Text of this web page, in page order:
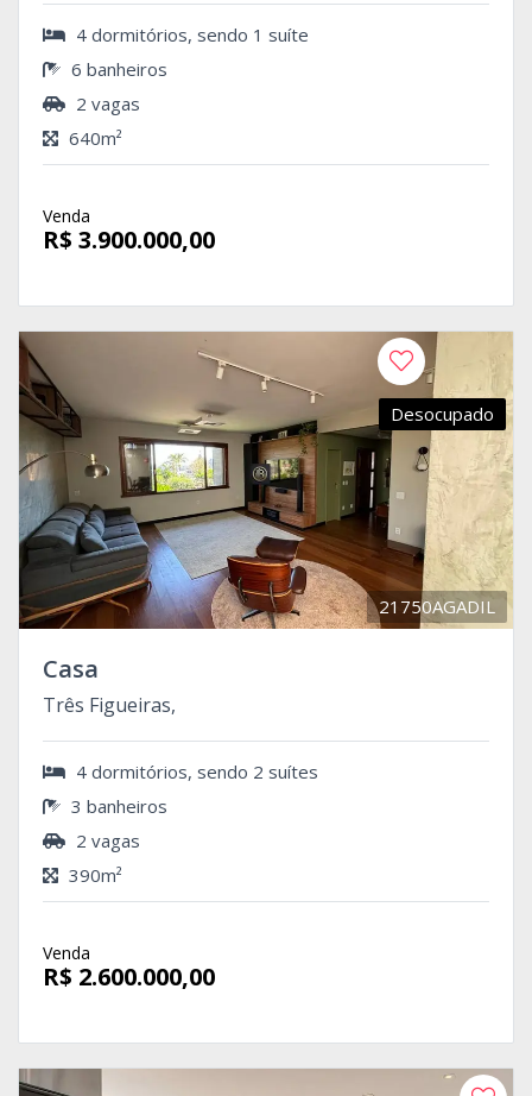
4 dormitórios, sendo 1 suíte
6 banheiros
2 vagas
640m²
Venda
R$ 3.900.000,00
Desocupado
21750AGADIL
Casa
Três Figueiras,
4 dormitórios, sendo 2 suítes
3 banheiros
2 vagas
390m²
Venda
R$ 2.600.000,00